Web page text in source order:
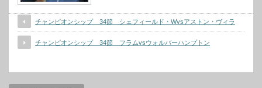
チャンピオンシップ 34節 シェフィールド・Wvsアストン・ヴィラ
チャンピオンシップ 34節 フラムvsウォルバーハンプトン